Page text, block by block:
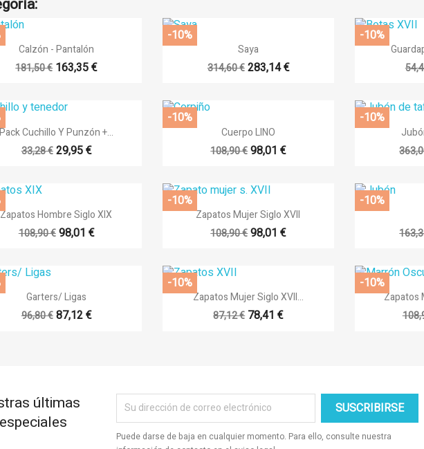
((cancelText))
 Vista rápida
Calzón - Pantalón
181,50 € 163,35 €
Vista rápida
Saya
314,60 € 283,14 €
-10%

-10%
 Vista rápida
Cuchillo Y Punzón +...
33,28 € 29,95 €
 Vista rápida
Cuerpo LINO
108,90 €98,01 €
-10%

-10%
 Vista rápida
Zapatos Hombre Siglo XIX
108,90 € 98,01 €
 Vista rápida
Zapatos Mujer Siglo XVII
108,90 €98,01 €
-10% -10%
 Vista rápida
Garters/ Ligas
96,80 € 87,12 €
 Vista rápida
Zapatos Mujer Siglo XVII...
87,12 € 78,41 €
-10%

Zapatos
-10%
últimas
Puede darse de baja en cualquier momento. Para ello, consulte nuestra